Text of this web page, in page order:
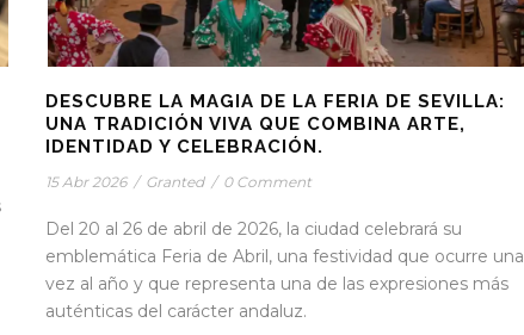
DESCUBRE LA MAGIA DE LA FERIA DE SEVILLA:
UNA TRADICIÓN VIVA QUE COMBINA ARTE,
IDENTIDAD Y CELEBRACIÓN.
15 Abr 2026 / Granted / 0 Comment
Del 20 al 26 de abril de 2026, la ciudad celebrará su
emblemática Feria de Abril, una festividad que ocurre una
vez al año y que representa una de las expresiones más
auténticas del carácter andaluz.